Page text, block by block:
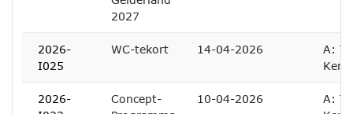
2027
2026-
I025
WC-tekort 14-04-2026
A:
2026-
Concept-
10-04-2026
A: